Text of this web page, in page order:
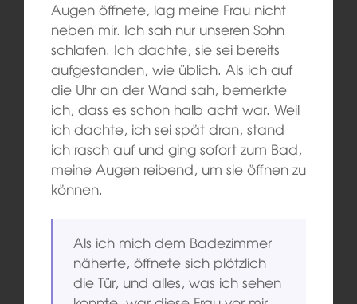
Augen öffnete, lag meine Frau nicht
neben mir. Ich sah nur unseren Sohn
schlafen. Ich dachte, sie sei bereits
aufgestanden, wie üblich. Als ich auf
die Uhr an der Wand sah, bemerkte
ich, dass es schon halb acht war. Weil
ich dachte, ich sei spät dran, stand
ich rasch auf und ging sofort zum Bad,
meine Augen reibend, um sie öffnen zu
können.
Als ich mich dem Badezimmer
näherte, öffnete sich plötzlich
die Tür, und alles, was ich sehen